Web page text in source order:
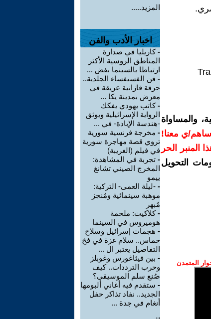
والمساواة
ساهم/ي معنا!
المنبر الحر
التحويل
المتمدن
المزيد.....
اخبار الأدب والفن
-كاريليا في صدارة
المناطق الروسية الأكثر
ارتباطا بالسينما بفض ...
- فن الفسيفساء الجلدية..
حرفة قازانية عريقة في
معرض بمدينة يكا ...
-كاتب يهودي يفكك
الرواية الإسرائيلية ويوثق
-هندسة الإبادة- في ...
- مخرجة فرنسية سورية
تروي قصة مهاجرة سورية
في فيلم (الغريبة)
- تجربة في المشاهدة:
المخرج الصيني تشانغ
ييمو
- -ليلة العمى- التركية:
موهبة سينمائية ومُنجز
مُبهر
-كلاكيت: ملحمة
هوميروس في السينما
- هجمات إسرائيل وسلاح
حماس.. سلام غزة في فخ
التفاصيل يعتبر ال ...
- بين فيثاغورس وغوبلز
وحرب الترددات.. كيف
صُنع سلم الموسيقى؟
- ستقدم فيه أغاني ألبومها
الجديد.. نفاد تذاكر حفل
أنغام في جدة ...